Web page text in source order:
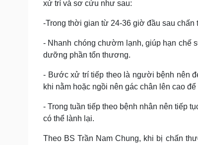
xử trí và sơ cứu như sau:
-Trong thời gian từ 24-36 giờ đầu sau
- Nhanh chóng chườm lạnh, giúp hạn chế
dưỡng phần tổn thương.
- Bước xử trí tiếp theo là người bệnh nên
khi nằm hoặc ngồi nên gác chân lên cao
- Trong tuần tiếp theo bệnh nhân nên tiếp
có thể lành lại.
Theo BS Trần Nam Chung, khi bị chấn